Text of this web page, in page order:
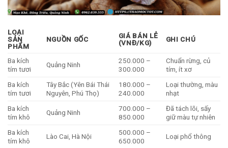
LOẠI
SẢN
PHẨM
NGUỒN GỐC
GIÁ BÁN LẺ
(VNĐ/KG)
GHI CHÚ
Ba kích
tím tươi
Quảng Ninh
250.000 –
300.000
Chuẩn rừng, củ
tím, ít xơ
Ba kích
tím tươi
Tây Bắc (Yên Bái Thái
Nguyên, Phú Thọ)
180.000 –
240.000
Loại thường, màu
nhạt
Ba kích
tím khô
Quảng Ninh
700.000 –
850.000
Đã tách lõi, sấy
giữ màu tự nhiên
Ba kích
tím khô
Lào Cai, Hà Nội
500.000 –
650.000
Loại phổ thông